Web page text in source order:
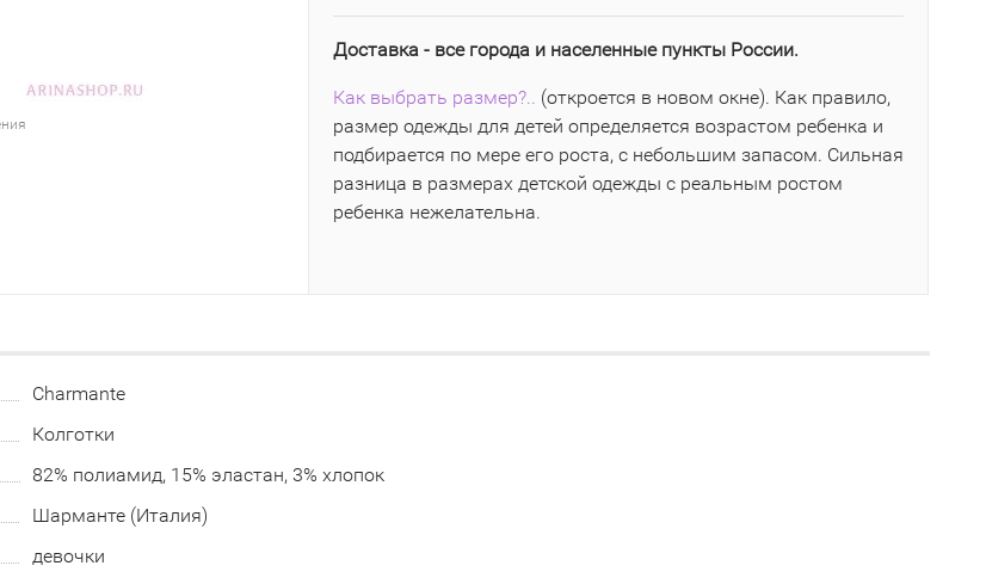
Доставка - все города и населенные пункты России.
Как выбрать размер?.. (откроется в новом окне). Как правило,
размер одежды для детей определяется возрастом ребенка и
подбирается по мере его роста, с небольшим запасом. Сильная
разница в размерах детской одежды с реальным ростом
ребенка нежелательна.
Charmante
Колготки
82% полиамид, 15% эластан, 3% хлопок
Шарманте (Италия)
девочки